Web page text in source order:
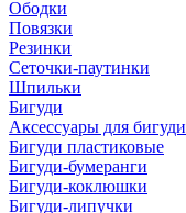
Ободки
Повязки
Резинки
Сеточки-паутинки
Шпильки
Бигуди
Аксессуары для бигуди
Бигуди пластиковые
Бигуди-бумеранги
Бигуди-коклюшки
Бигуди-липучки